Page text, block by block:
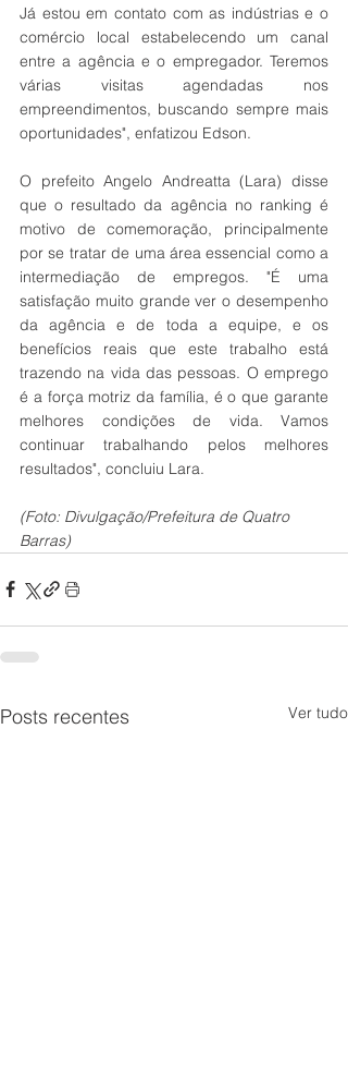
Já estou em contato com as indústrias e o
comércio local estabelecendo um canal
entre a agência e o empregador. Teremos
várias visitas agendadas nos
empreendimentos, buscando sempre mais
oportunidades", enfatizou Edson.
O prefeito Angelo Andreatta (Lara) disse
que o resultado da agência no ranking é
motivo de comemoração, principalmente
por se tratar de uma área essencial como a
intermediação de empregos. "É uma
satisfação muito grande ver o desempenho
da agência e de toda a equipe, e os
benefícios reais que este trabalho está
trazendo na vida das pessoas. O emprego
é a força motriz da família, é o que garante
melhores condições de vida. Vamos
continuar trabalhando pelos melhores
resultados", concluiu Lara.
(Foto: Divulgação/Prefeitura de Quatro
Barras)
Posts recentes Ver tudo